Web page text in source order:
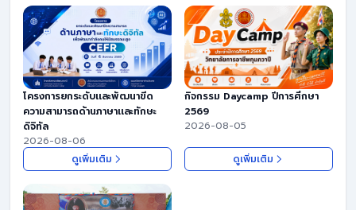
โครงการยกระดับเเละพัฒนาขีด
ความสามารถด้านภาษาเเละทักษะ
ดิจิทัล
2026-08-06
ดูเพิ่มเติม
กิจกรรม Daycamp ปีการศึกษา
2569
2026-08-05
ดูเพิ่มเติม